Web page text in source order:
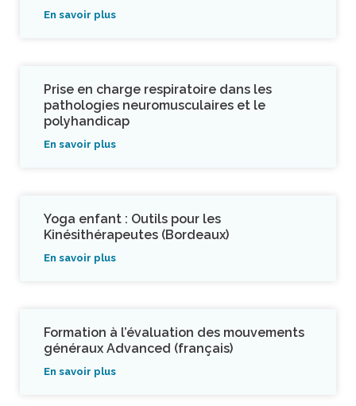
En savoir plus
Prise en charge respiratoire dans les
pathologies neuromusculaires et le
polyhandicap
En savoir plus
Yoga enfant : Outils pour les
Kinésithérapeutes (Bordeaux)
En savoir plus
Formation à l’évaluation des mouvements
généraux Advanced (français)
En savoir plus